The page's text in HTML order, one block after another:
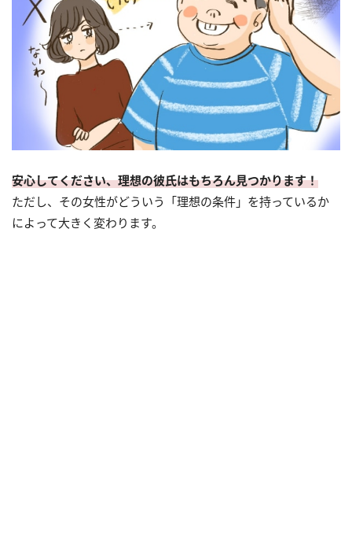
安心してください、理想の彼氏はもちろん見つかります！
ただし、その女性がどういう「理想の条件」を持っているか
によって大きく変わります。